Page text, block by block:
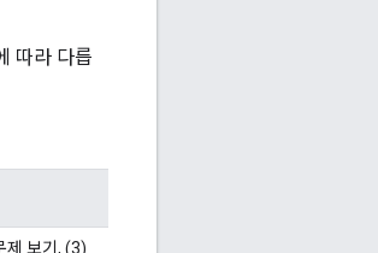
따라 다릅
제 보기, (3)